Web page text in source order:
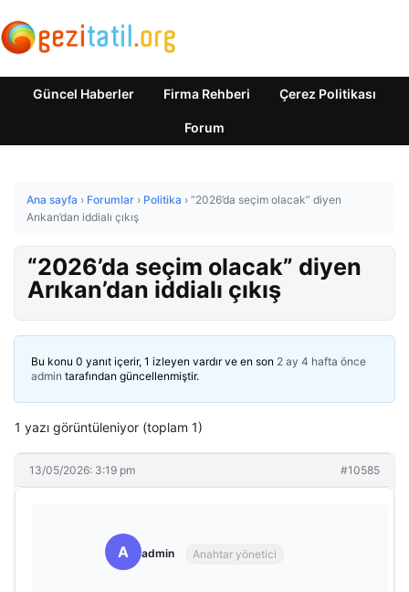
Güncel Haberler Firma Rehberi Çerez Politikası
Forum
Ana sayfa › Forumlar › Politika › “2026’da seçim olacak” diyen
Arıkan’dan iddialı çıkış
“2026’da seçim olacak” diyen
Arıkan’dan iddialı çıkış
Bu konu 0 yanıt içerir, 1 izleyen vardır ve en son 2 ay 4 hafta önce
admin tarafından güncellenmiştir.
1 yazı görüntüleniyor (toplam 1)
13/05/2026: 3:19 pm #10585
A admin Anahtar yönetici